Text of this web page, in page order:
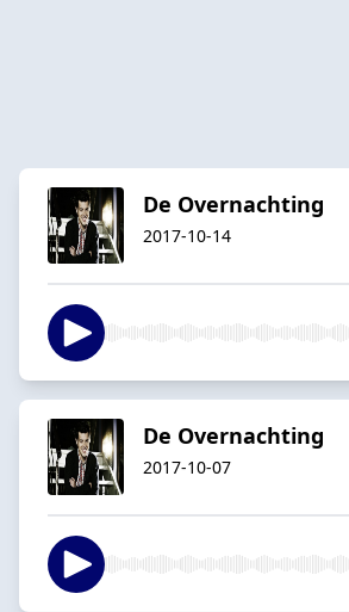
De Overnachting
2017-10-14
De Overnachting
2017-10-07